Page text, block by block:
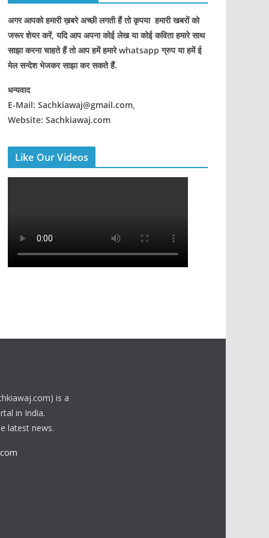
अगर आपको हमारी ख़बरे अच्छी लगती हैं तो कृपया हमारी खबरों को
जरूर शेयर करें, यदि आप अपना कोई लेख या कोई कविता हमारे साथ
साझा करना चाहते हैं तो आप हमें हमारे whatsapp ग्रुप या हमें ई
मेल सन्देश भेजकर साझा कर सकते हैं.
धन्यवाद
E-Mail: Sachkiawaj@gmail.com,
Website: Sachkiawaj.com
Like Our Videos
is a
in India.
latest news.